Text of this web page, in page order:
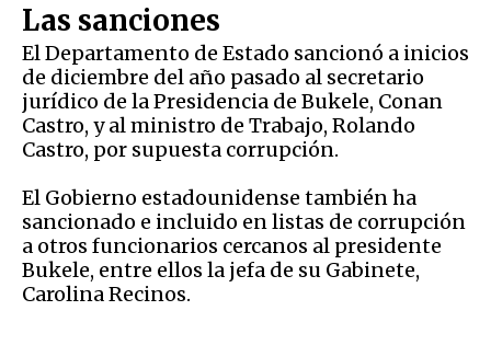
Las sanciones
El Departamento de Estado sancionó a inicios
de diciembre del año pasado al secretario
jurídico de la Presidencia de Bukele, Conan
Castro, y al ministro de Trabajo, Rolando
Castro, por supuesta corrupción.
El Gobierno estadounidense también ha
sancionado e incluido en listas de corrupción
a otros funcionarios cercanos al presidente
Bukele, entre ellos la jefa de su Gabinete,
Carolina Recinos.